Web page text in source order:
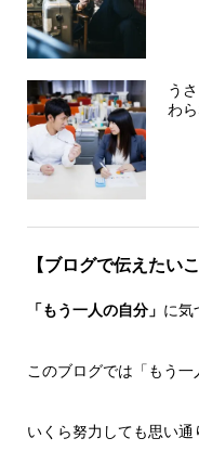
う
わ
【ブログで伝えたいこ
「もう一人の自分」 に気
このブログでは「もう一
いくら努力しても思い